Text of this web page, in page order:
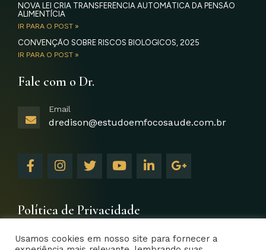
NOVA LEI CRIA TRANSFERÊNCIA AUTOMÁTICA DA PENSÃO
ALIMENTÍCIA
IR PARA O POST »
CONVENÇÃO SOBRE RISCOS BIOLÓGICOS, 2025
IR PARA O POST »
Fale com o Dr.
Email
dredison@estudoemfocosaude.com.br
F
a
b
o
o
k
I
n
a
g
r
a
T
w
t
e
r
Y
o
u
b
e
L
i
d
i
n
G
o
e
-
p
Política de Privacidade
Usamos cookies em nosso site para fornecer a